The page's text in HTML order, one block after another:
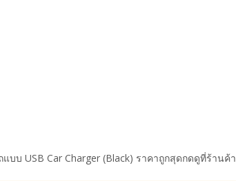
บบ USB Car Charger (Black) ราคาถูกสุดกดดูที่ร้านค้า